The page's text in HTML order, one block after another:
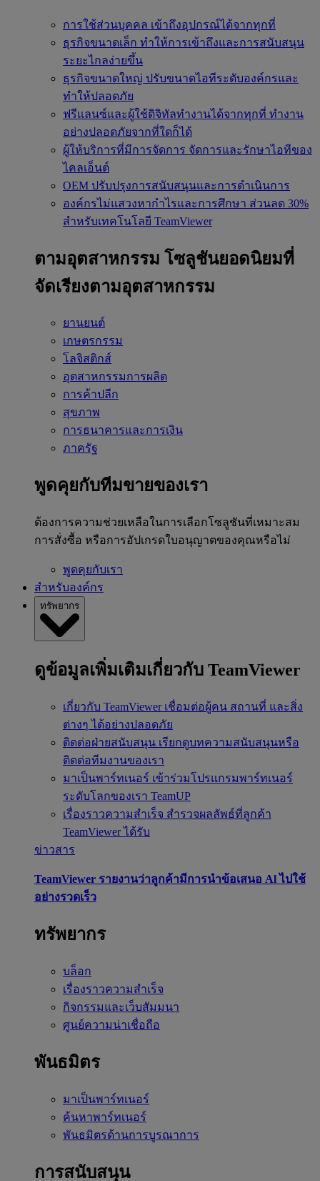
การใช้ส่วนบุคคล เข้าถึงอุปกรณ์ได้จากทุกที่
ธุรกิจขนาดเล็ก ทำให้การเข้าถึงและการสนับสนุน
ระยะไกลง่ายขึ้น
ธุรกิจขนาดใหญ่ ปรับขนาดไอทีระดับองค์กรและ
ทำให้ปลอดภัย
ฟรีแลนซ์และผู้ใช้ดิจิทัลทำงานได้จากทุกที่ ทำงาน
อย่างปลอดภัยจากที่ใดก็ได้
ผู้ให้บริการที่มีการจัดการ จัดการและรักษาไอทีของ
ไคลเอ็นต์
OEM ปรับปรุงการสนับสนุนและการดำเนินการ
องค์กรไม่แสวงหากำไรและการศึกษา ส่วนลด 30%
สำหรับเทคโนโลยี TeamViewer
ตามอุตสาหกรรม โซลูชันยอดนิยมที่
จัดเรียงตามอุตสาหกรรม
ยานยนต์
เกษตรกรรม
โลจิสติกส์
อุตสาหกรรมการผลิต
การค้าปลีก
สุขภาพ
การธนาคารและการเงิน
ภาครัฐ
พูดคุยกับทีมขายของเรา
ต้องการความช่วยเหลือในการเลือกโซลูชันที่เหมาะสม
การสั่งซื้อ หรือการอัปเกรดใบอนุญาตของคุณหรือไม่
พูดคุยกับเรา
สำหรับองค์กร
ทรัพยากร
ดูข้อมูลเพิ่มเติมเกี่ยวกับ TeamViewer
เกี่ยวกับ TeamViewer เชื่อมต่อผู้คน สถานที่ และสิ่ง
ต่างๆ ได้อย่างปลอดภัย
ติดต่อฝ่ายสนับสนุน เรียกดูบทความสนับสนุนหรือ
ติดต่อทีมงานของเรา
มาเป็นพาร์ทเนอร์ เข้าร่วมโปรแกรมพาร์ทเนอร์
ระดับโลกของเรา TeamUP
เรื่องราวความสำเร็จ สำรวจผลลัพธ์ที่ลูกค้า
TeamViewer ได้รับ
ข่าวสาร
TeamViewer รายงานว่าลูกค้ามีการนำข้อเสนอ Al ไปใช้
อย่างรวดเร็ว
ทรัพยากร
บล็อก
เรื่องราวความสำเร็จ
กิจกรรมและเว็บสัมมนา
ศูนย์ความน่าเชื่อถือ
พันธมิตร
มาเป็นพาร์ทเนอร์
ค้นหาพาร์ทเนอร์
พันธมิตรด้านการบูรณาการ
การสนับสนุน